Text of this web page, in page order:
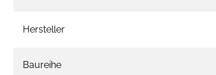
Hersteller
Baureihe